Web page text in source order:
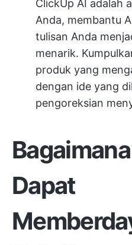
ClickUp AI adalah
Anda, membantu
tulisan Anda
menarik.
produk yang
dengan ide yang
pengoreksian
Dapat